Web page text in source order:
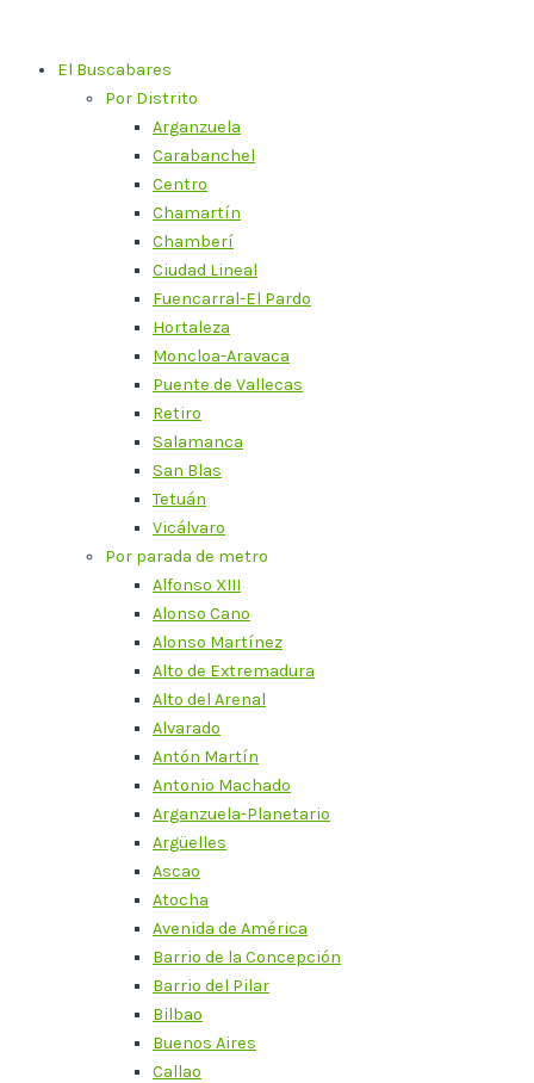
contenidoEl Buscabares
Por Distrito
Arganzuela
Carabanchel
Centro
Chamartín
Chamberí
Ciudad Lineal
Fuencarral-El Pardo
Hortaleza
Moncloa-Aravaca
Puente de Vallecas
Retiro
Salamanca
San Blas
Tetuán
Vicálvaro
Por parada de metro
Alfonso XIII
Alonso Cano
Alonso Martínez
Alto de Extremadura
Alto del Arenal
Alvarado
Antón Martín
Antonio Machado
Arganzuela-Planetario
Argüelles
Ascao
Atocha
Avenida de América
Barrio de la Concepción
Barrio del Pilar
Bilbao
Buenos Aires
Callao